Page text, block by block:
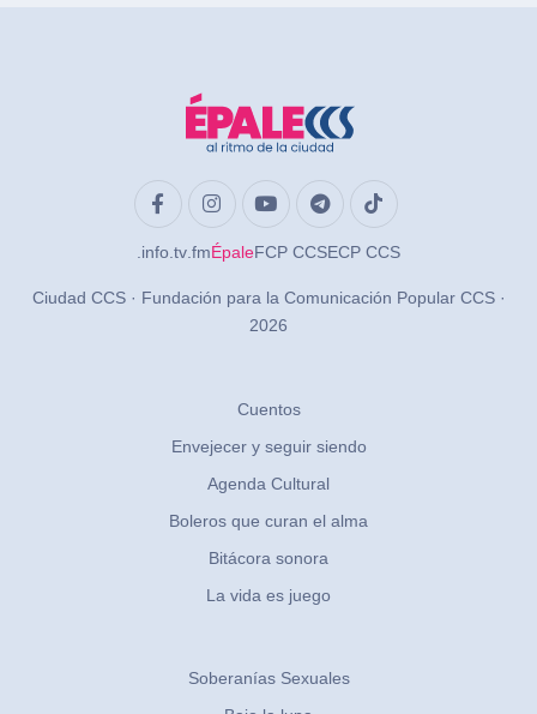
.info .tv .fmÉpaleFCP CCSECP CCS
Ciudad CCS · Fundación para la Comunicación Popular CCS ·
2026
Cuentos
Envejecer y seguir siendo
Agenda Cultural
Boleros que curan el alma
Bitácora sonora
La vida es juego
Soberanías Sexuales